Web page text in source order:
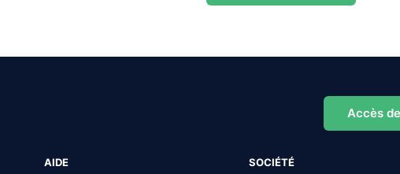
Accès
AIDE SOCIÉTÉ